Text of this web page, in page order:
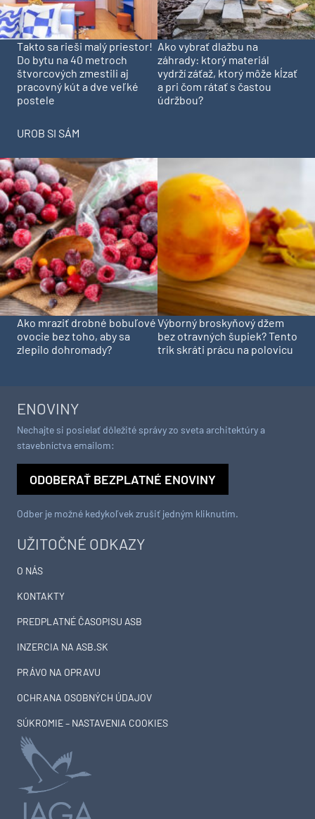
Takto sa rieši malý priestor!
Do bytu na 40 metroch
štvorcových zmestili aj
pracovný kút a dve veľké
postele
Ako vybrať dlažbu na
záhrady: ktorý materiál
vydrží záťaž, ktorý môže kĺzať
a pri čom rátať s častou
údržbou?
UROB SI SÁM
Ako mraziť drobné bobuľové
ovocie bez toho, aby sa
zlepilo dohromady?
Výborný broskyňový džem
bez otravných šupiek? Tento
trik skráti prácu na polovicu
UŽITOČNÉ ODKAZY
O NÁS
KONTAKTY
PREDPLATNÉ ČASOPISU ASB
INZERCIA NA ASB.SK
PRÁVO NA OPRAVU
OCHRANA OSOBNÝCH ÚDAJOV
SÚKROMIE – NASTAVENIA COOKIES
ENOVINY
Nechajte si posielať dôležité správy zo sveta architektúry a
stavebníctva emailom:
ODOBERAŤ BEZPLATNÉ ENOVINY
Odber je možné kedykoľvek zrušiť jedným kliknutím.